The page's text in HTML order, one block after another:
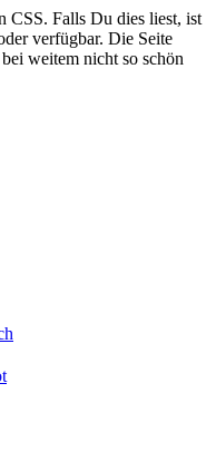
CSS. Falls Du dies liest, ist
verfügbar. Die Seite
weitem nicht so schön